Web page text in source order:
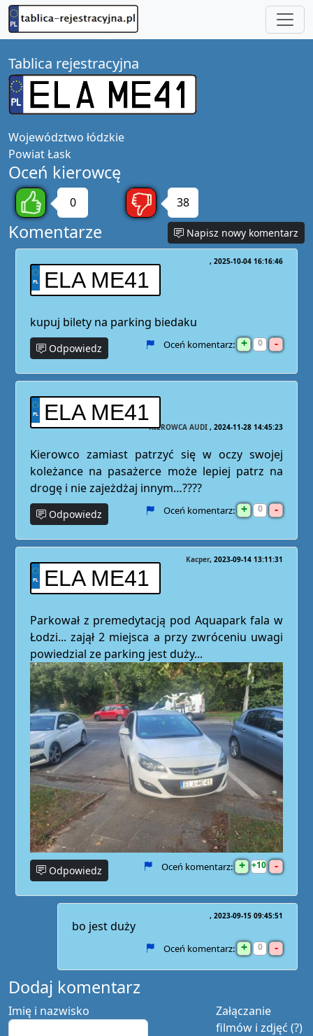
Tablica rejestracyjna
Województwo łódzkie
PowiatŁask
Oceń kierowcę
0 38
Komentarze Napisz nowy komentarz
ELA ME41
2025-10-04 16:16:46
kupuj bilety na parking biedaku
Odpowiedz Oceń komentarz: + 0 -
ELA ME41
KIEROWCA AUDI 2024-11-28 14:45:23
Kierowco zamiast patrzyć się w oczy swojej
koleżance na pasażerce może lepiej patrz na
drogę i nie zajeżdżaj innym…????
Odpowiedz Oceń komentarz: + 0 -
ELA ME41
Kacper 2023-09-14 13:11:31
Parkował z premedytacją pod Aquapark fala w
Łodzi... zajął 2 miejsca a przy zwróceniu uwagi
powiedzial ze parking jest duży...
Odpowiedz Oceń komentarz: + 10 -
2023-09-15 09:45:51
bo jest duży
Oceń komentarz: + 0 -
Dodaj komentarz
Załączanie
filmów i zdjęć (?)
Imię i nazwisko